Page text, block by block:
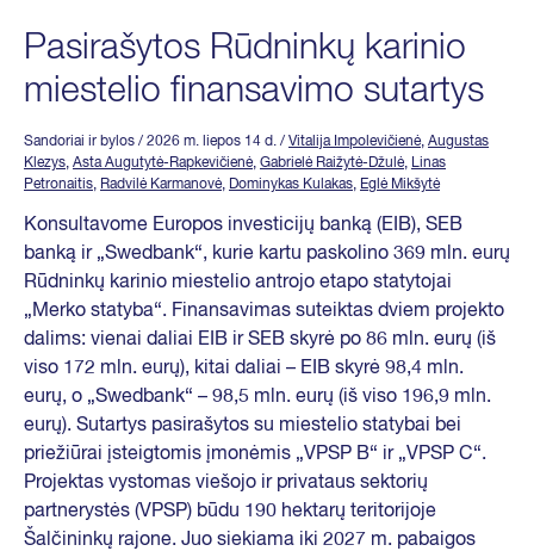
Pasirašytos Rūdninkų karinio
miestelio finansavimo sutartys
Sandoriai ir bylos / 2026 m. liepos 14 d. / Vitalija Impolevičienė, Augustas
Klezys, Asta Augutytė-Rapkevičienė, Gabrielė Raižytė-Džulė, Linas
Petronaitis, Radvilė Karmanovė, Dominykas Kulakas, Eglė Mikšytė
Konsultavome Europos investicijų banką (EIB), SEB
banką ir „Swedbank“, kurie kartu paskolino 369 mln. eurų
Rūdninkų karinio miestelio antrojo etapo statytojai
„Merko statyba“. Finansavimas suteiktas dviem projekto
dalims: vienai daliai EIB ir SEB skyrė po 86 mln. eurų (iš
viso 172 mln. eurų), kitai daliai – EIB skyrė 98,4 mln.
eurų, o „Swedbank“ – 98,5 mln. eurų (iš viso 196,9 mln.
eurų). Sutartys pasirašytos su miestelio statybai bei
priežiūrai įsteigtomis įmonėmis „VPSP B“ ir „VPSP C“.
Projektas vystomas viešojo ir privataus sektorių
partnerystės (VPSP) būdu 190 hektarų teritorijoje
Šalčininkų rajone. Juo siekiama iki 2027 m. pabaigos